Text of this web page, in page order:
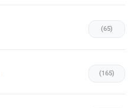
(65)
(165)